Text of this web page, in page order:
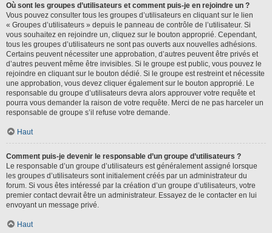
Où sont les groupes d’utilisateurs et comment puis-je en rejoindre un ?
Vous pouvez consulter tous les groupes d’utilisateurs en cliquant sur le lien
« Groupes d’utilisateurs » depuis le panneau de contrôle de l’utilisateur. Si
vous souhaitez en rejoindre un, cliquez sur le bouton approprié. Cependant,
tous les groupes d’utilisateurs ne sont pas ouverts aux nouvelles adhésions.
Certains peuvent nécessiter une approbation, d’autres peuvent être privés et
d’autres peuvent même être invisibles. Si le groupe est public, vous pouvez le
rejoindre en cliquant sur le bouton dédié. Si le groupe est restreint et nécessite
une approbation, vous devez cliquer également sur le bouton approprié. Le
responsable du groupe d’utilisateurs devra alors approuver votre requête et
pourra vous demander la raison de votre requête. Merci de ne pas harceler un
responsable de groupe s’il refuse votre demande.
Haut
Comment puis-je devenir le responsable d’un groupe d’utilisateurs ?
Le responsable d’un groupe d’utilisateurs est généralement assigné lorsque
les groupes d’utilisateurs sont initialement créés par un administrateur du
forum. Si vous êtes intéressé par la création d’un groupe d’utilisateurs, votre
premier contact devrait être un administrateur. Essayez de le contacter en lui
envoyant un message privé.
Haut